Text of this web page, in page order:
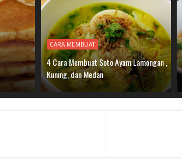
CARA MEMBUAT
4 Cara Membuat Soto Ayam Lamongan ,
Kuning, dan Medan